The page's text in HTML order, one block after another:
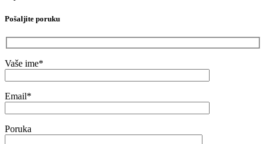
Pošaljite poruku
Vaše ime*
Email*
Poruka